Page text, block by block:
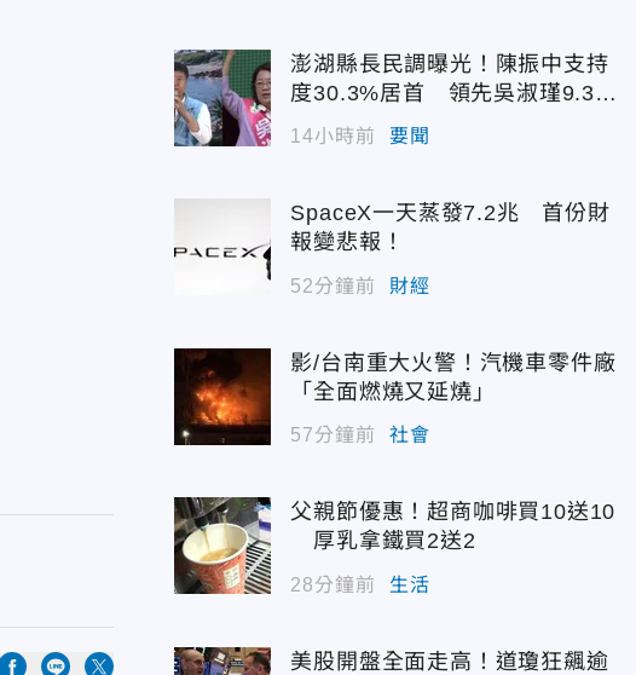
澎湖縣長民調曝光！陳振中支持
度30.3%居首 領先吳淑瑾9.3個
百分點
14小時前 要聞
SpaceX一天蒸發7.2兆 首份財
報變悲報！
52分鐘前 財經
影/台南重大火警！汽機車零件廠
「全面燃燒又延燒」
57分鐘前 社會
父親節優惠！超商咖啡買10送10
厚乳拿鐵買2送2
28分鐘前 生活
美股開盤全面走高！道瓊狂飆逾